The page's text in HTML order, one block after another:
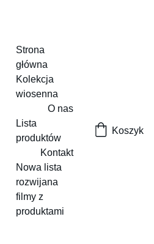
Strona
główna
Kolekcja
wiosenna
O nas
Lista
produktów
Kontakt
Nowa lista
rozwijana
filmy z
produktami
Koszyk